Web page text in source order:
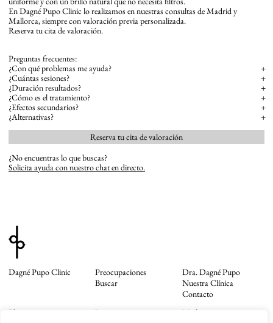
En Dagné Pupo Clinic lo realizamos en nuestras consultas de Madrid y
Mallorca, siempre con valoración previa personalizada.
Reserva tu cita de valoración.
Preguntas frecuentes:
¿Con qué problemas me ayuda?
+
¿Cuántas sesiones?
+
¿Duración resultados?
+
¿Cómo es el tratamiento?
+
¿Efectos secundarios?
+
¿Alternativas?
+
Reserva tu cita de valoración
¿No encuentras lo que buscas?
Solicita ayuda con nuestro chat en directo.
Dagné Pupo Clinic
Preocupaciones
Buscar
Dra. Dagné Pupo
Nuestra Clínica
Contacto
Blog
Instagram
Mail